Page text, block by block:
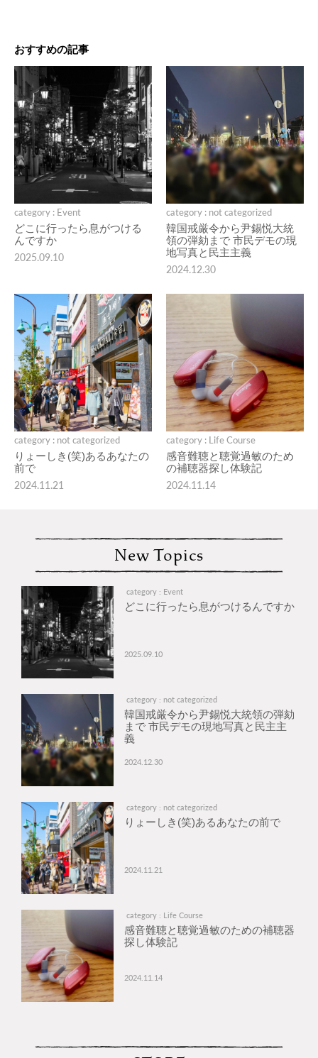
おすすめの記事
category : Event
どこに行ったら息がつける
んですか
2025.09.10
category : not categorized
韓国戒厳令から尹錫悦大統
領の弾劾まで 市民デモの現
地写真と民主主義
2024.12.30
category : not categorized
りょーしき(笑)あるあなたの
前で
2024.11.21
category : Life Course
感音難聴と聴覚過敏のため
の補聴器探し体験記
2024.11.14
New Topics
category : Event
どこに行ったら息がつけるんですか
2025.09.10
category : not categorized
韓国戒厳令から尹錫悦大統領の弾劾
まで 市民デモの現地写真と民主主
義
2024.12.30
category : not categorized
りょーしき(笑)あるあなたの前で
2024.11.21
category : Life Course
感音難聴と聴覚過敏のための補聴器
探し体験記
2024.11.14